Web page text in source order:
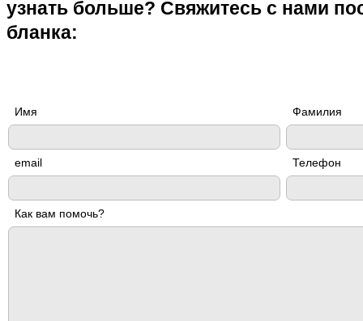
узнать больше? Свяжитесь с нами
бланка:
Имя Фамилия
email Телефон
Как вам помочь?